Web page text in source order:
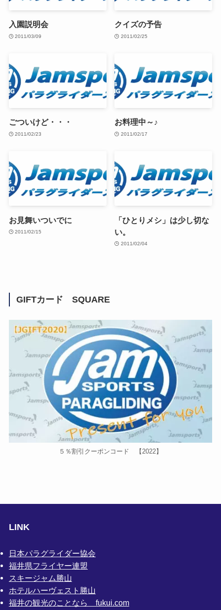
入園説明会
2011/03/09
クイズの予告
2011/02/25
ごついけど・・・
2011/02/23
お料理中～♪
2011/02/17
お見舞いついでに
2011/02/15
「ひとりメシ」は少し切な
い。
2011/02/04
GIFTカード SQUARE
５％割引クーポンコード 【2022】
LINK
日本パラグライダー協会
福井県フライヤー連盟
スキージャム勝山
ホテルハーヴェスト勝山
福井の観光のことなら fukui.com